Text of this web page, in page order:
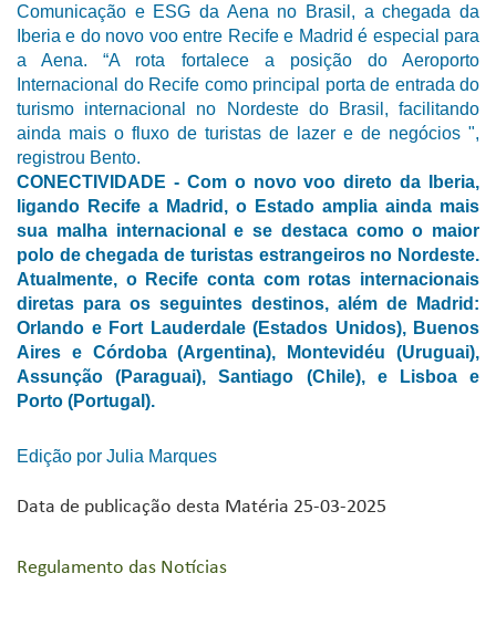
Comunicação e ESG da Aena no Brasil, a chegada da
Iberia e do novo voo entre Recife e Madrid é especial para
a Aena. “A rota fortalece a posição do Aeroporto
Internacional do Recife como principal porta de entrada do
turismo internacional no Nordeste do Brasil, facilitando
ainda mais o fluxo de turistas de lazer e de negócios ",
registrou Bento.
CONECTIVIDADE - Com o novo voo direto da Iberia,
ligando Recife a Madrid, o Estado amplia ainda mais
sua malha internacional e se destaca como o maior
polo de chegada de turistas estrangeiros no Nordeste.
Atualmente, o Recife conta com rotas internacionais
diretas para os seguintes destinos, além de Madrid:
Orlando e Fort Lauderdale (Estados Unidos), Buenos
Aires e Córdoba (Argentina), Montevidéu (Uruguai),
Assunção (Paraguai), Santiago (Chile), e Lisboa e
Porto (Portugal).
Edição por Julia Marques
Data de publicação desta Matéria 25-03-2025
Regulamento das Notícias